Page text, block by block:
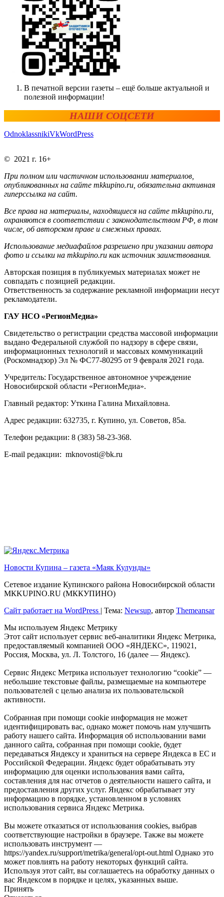
В печатной версии газеты – ещё больше актуальной и
полезной информации!
НАШИ СОЦСЕТИ
OdnoklassnikiVkWordPress
© 2021 г. 16+
При полном или частичном использовании материалов,
опубликованных на сайте mkkupino.ru, обязательна активная
гиперссылка на сайт.
Все права на материалы, находящиеся на сайте mkkupino.ru,
охраняются в соответствии с законодательством РФ, в том
числе, об авторском праве и смежных правах.
Использование медиафайлов разрешено при указании автора
фото и ссылки на mkkupino.ru как источник заимствования.
Авторская позиция в публикуемых материалах может не
совпадать с позицией редакции.
Ответственность за содержание рекламной информации несут
рекламодатели.
ГАУ НСО «РегионМедиа»
Свидетельство о регистрации средства массовой информации
выдано Федеральной службой по надзору в сфере связи,
информационных технологий и массовых коммуникаций
(Роскомнадзор) Эл № ФС77-80295 от 9 февраля 2021 года.
Учредитель: Государственное автономное учреждение
Новосибирской области «РегионМедиа».
Главный редактор: Уткина Галина Михайловна.
Адрес редакции: 632735, г. Купино, ул. Советов, 85а.
Телефон редакции: 8 (383) 58-23-368.
E-mail редакции: mknovosti@bk.ru
Новости Купина – газета «Маяк Кулунды»
Сетевое издание Купинского района Новосибирской области
МКKUPINO.RU (МККУПИНО)
Сайт работает на WordPress
Тема: Newsup, автор Themeansar
Мы используем Яндекс Метрику
Этот сайт использует сервис веб-аналитики Яндекс Метрика,
предоставляемый компанией ООО «ЯНДЕКС», 119021,
Россия, Москва, ул. Л. Толстого, 16 (далее — Яндекс).
Сервис Яндекс Метрика использует технологию “cookie” —
небольшие текстовые файлы, размещаемые на компьютере
пользователей с целью анализа их пользовательской
активности.
Собранная при помощи cookie информация не может
идентифицировать вас, однако может помочь нам улучшить
работу нашего сайта. Информация об использовании вами
данного сайта, собранная при помощи cookie, будет
передаваться Яндексу и храниться на сервере Яндекса в ЕС и
Российской Федерации. Яндекс будет обрабатывать эту
информацию для оценки использования вами сайта,
составления для нас отчетов о деятельности нашего сайта, и
предоставления других услуг. Яндекс обрабатывает эту
информацию в порядке, установленном в условиях
использования сервиса Яндекс Метрика.
Вы можете отказаться от использования cookies, выбрав
соответствующие настройки в браузере. Также вы можете
использовать инструмент —
https://yandex.ru/support/metrika/general/opt-out.html Однако это
может повлиять на работу некоторых функций сайта.
Используя этот сайт, вы соглашаетесь на обработку данных о
вас Яндексом в порядке и целях, указанных выше.
Принять